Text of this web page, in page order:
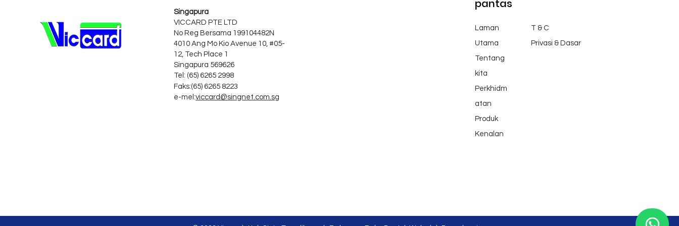
Singapura
VICCARD PTE LTD
No Reg Bersama 199104482N
4010 Ang Mo Kio Avenue 10, #05-
12, Tech Place 1
Singapura 569626
Tel: (65) 6265 2998
Faks:(65) 6265 8223
e-mel:viccard@singnet.com.sg
pantas
Laman
Utama
Tentang
kita
Perkhidm
atan
Produk
Kenalan
T & C
Privasi & Dasar